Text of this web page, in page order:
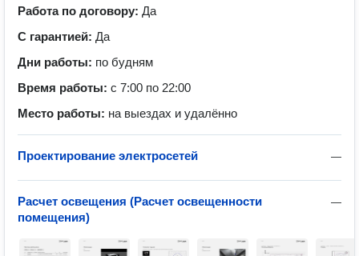
Работа по договору: Да
С гарантией: Да
Дни работы: по будням
Время работы: с 7:00 по 22:00
Место работы: на выездах и удалённо
—
Проектирование электросетей
—
Расчет освещения (Расчет освещенности
помещения)